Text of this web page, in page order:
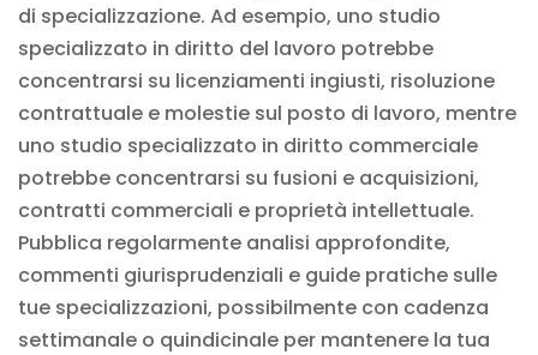
di specializzazione. Ad esempio, uno studio
specializzato in diritto del lavoro potrebbe
concentrarsi su licenziamenti ingiusti, risoluzione
contrattuale e molestie sul posto di lavoro, mentre
uno studio specializzato in diritto commerciale
potrebbe concentrarsi su fusioni e acquisizioni,
contratti commerciali e proprietà intellettuale.
Pubblica regolarmente analisi approfondite,
commenti giurisprudenziali e guide pratiche sulle
tue specializzazioni, possibilmente con cadenza
settimanale o quindicinale per mantenere la tua